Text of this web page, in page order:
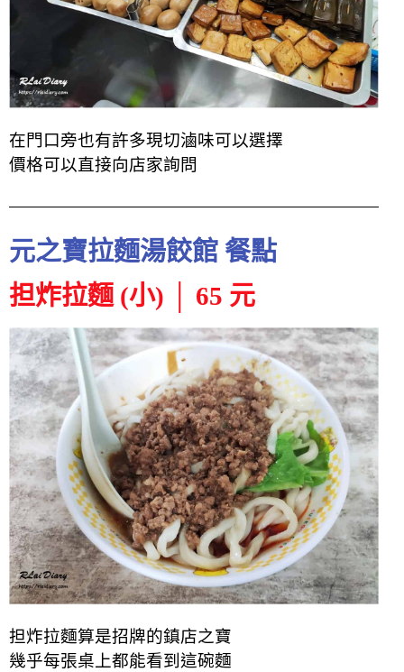
在門口旁也有許多現切滷味可以選擇
價格可以直接向店家詢問
元之寶拉麵湯餃館 餐點
担炸拉麵 (小) │ 65 元
担炸拉麵算是招牌的鎮店之寶
幾乎每張桌上都能看到這碗麵